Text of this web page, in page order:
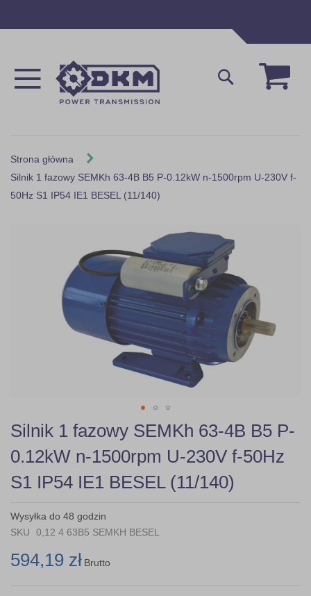
Mój
Szukaj
Strona główna
Silnik 1 fazowy SEMKh 63-4B B5 P-0.12kW n-1500rpm U-230V f-
50Hz S1 IP54 IE1 BESEL (11/140)
Skip
to
the
beginning
of
the
gallery
Silnik 1 fazowy SEMKh 63-4B B5 P-
0.12kW n-1500rpm U-230V f-50Hz
S1 IP54 IE1 BESEL (11/140)
Wysyłka do 48 godzin
SKU
0,12 4 63B5 SEMKH BESEL
594,19 zł Brutto